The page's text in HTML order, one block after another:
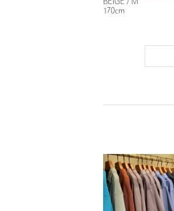
BEIGE / M
170cm